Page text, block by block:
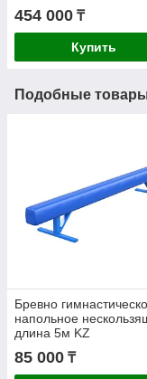
454 000 ₸
Купить
Подобные
Бревно
напольное
длина 5м KZ
85 000 ₸